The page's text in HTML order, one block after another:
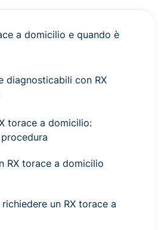
a domicilio e quando è
diagnosticabili con RX
torace a domicilio:
RX torace a domicilio
un RX torace a